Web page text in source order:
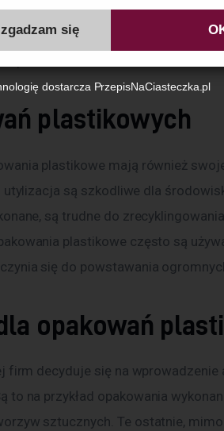
tego, w jaki sposób przetwarzamy
cookiesoraz naszej Polityce
zgody:ID01581260807005358
się
dostarcza PrzepisNaCiasteczka.pl
Dodatkowo, opakowania
wykonane z innych
plastikowych
plastikowe mają również
są szkodliwe dla
są trudne do
plastikowe często są
się do powstawania
opakowań
firm decyduje się na wprowadzenie
to na przykład opakowania
sztucznych. Te ostatnie, mimo